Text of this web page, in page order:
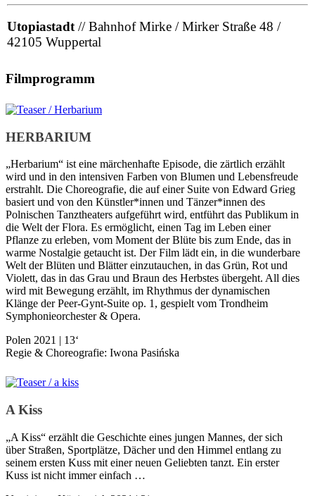
Utopiastadt // Bahnhof Mirke / Mirker Straße 48 /
42105 Wuppertal
Filmprogramm
HERBARIUM
„Herbarium“ ist eine märchenhafte Episode, die zärtlich erzählt
wird und in den intensiven Farben von Blumen und Lebensfreude
erstrahlt. Die Cho­reografie, die auf einer Suite von Ed­ward Grieg
basiert und von den Künstler*innen und Tänzer*innen des
Polnischen Tanztheaters aufgeführt wird, entführt das Publikum in
die Welt der Flora. Es ermöglicht, einen Tag im Leben einer
Pflanze zu erleben, vom Moment der Blüte bis zum Ende, das in
warme Nostalgie getaucht ist. Der Film lädt ein, in die wunderbare
Welt der Blüten und Blätter einzutauchen, in das Grün, Rot und
Violett, das in das Grau und Braun des Herbstes übergeht. All dies
wird mit Bewegung erzählt, im Rhythmus der dynamischen
Klänge der Peer-Gynt-Suite op. 1, gespielt vom Trondheim
Symphonieorchester & Opera.
Polen 2021 | 13‘
Regie & Choreografie: Iwona Pasińska
A Kiss
„A Kiss“ erzählt die Geschichte eines jungen Mannes, der sich
über Straßen, Sportplätze, Dächer und den Himmel entlang zu
seinem ersten Kuss mit einer neuen Geliebten tanzt. Ein erster
Kuss ist nicht immer einfach …